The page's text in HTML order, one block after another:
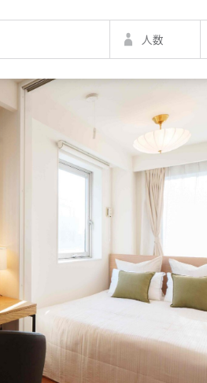
人数